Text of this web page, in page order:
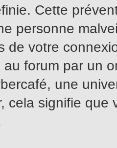
Cette
personne
de votre
forum par un
une
cela signifie que